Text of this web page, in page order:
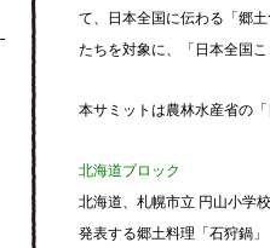
て、日本全国に伝わる「郷
たちを対象に、「日本全国
本サミットは農林水産省の
北海道ブロック
北海道、札幌市立 円山小学
発表する郷土料理「石狩鍋」